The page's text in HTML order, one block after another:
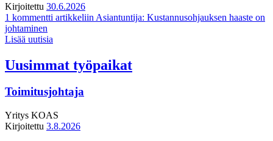
Kirjoitettu 30.6.2026
1 kommentti artikkeliin Asiantuntija: Kustannusohjauksen haaste on
johtaminen
Lisää uutisia
Uusimmat työpaikat
Toimitusjohtaja
Yritys KOAS
Kirjoitettu 3.8.2026